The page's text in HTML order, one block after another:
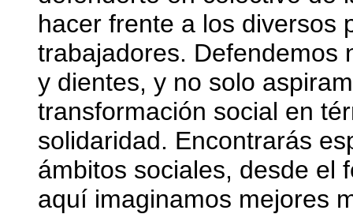
hacer frente a los diversos
trabajadores. Defendemos
y dientes, y no solo
transformación social en
solidaridad. Encontrarás
ámbitos sociales, desde el
aquí imaginamos mejores